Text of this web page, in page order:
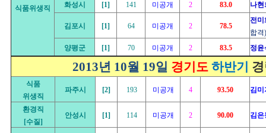
식품위생직 화성시 [1] 141 미공개 2 83.0 나
김포시 [1] 64 미공개 2 78.5
전
합격)
양평군
[1] 70 미공개 2 83.5 정
2013년 10월 19일 경기도 하반기
식품
위생직
파주시 [2] 193 미공개 4 93.50 김
환경직
[수질]
안성시 [1] 114 미공개 2 90.00 김은